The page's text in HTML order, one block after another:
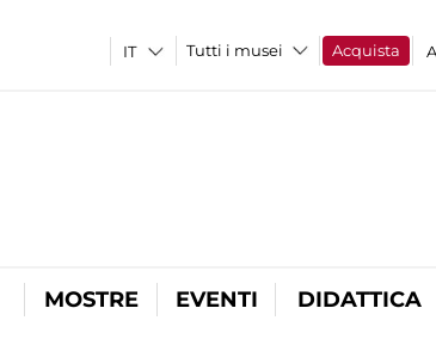
Tutti i musei Acquista
MOSTRE EVENTI DIDATTICA